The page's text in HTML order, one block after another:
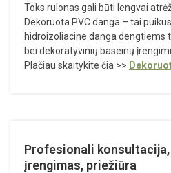
Toks rulonas gali būti lengvai
Dekoruota PVC danga – tai
hidroizoliacine danga dengtiems
bei dekoratyvinių baseinų
Plačiau skaitykite čia >>
Profesionali
įrengimas, priežiūra